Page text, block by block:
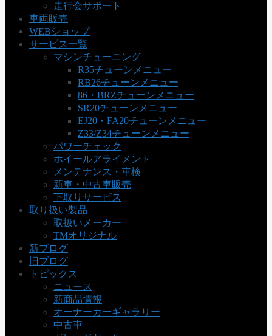
走行会サポート
車両販売
WEBショップ
サービス一覧
マシンチューニング
R35チューンメニュー
RB26チューンメニュー
86・BRZチューンメニュー
SR20チューンメニュー
EJ20・FA20チューンメニュー
Z33/Z34チューンメニュー
パワーチェック
ホイールアライメント
メンテナンス・車検
新車・中古車販売
下取りサービス
取り扱い製品
取扱いメーカー
TMオリジナル
新ブログ
旧ブログ
トピックス
ニュース
新商品情報
オーナーカーギャラリー
中古車